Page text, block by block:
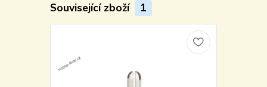
Související zboží 1